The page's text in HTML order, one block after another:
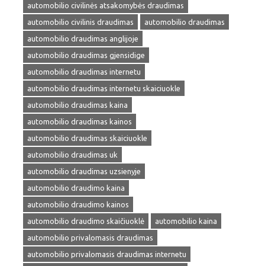
automobilio civilinės atsakomybės draudimas
automobilio civilinis draudimas
automobilio draudimas
automobilio draudimas anglijoje
automobilio draudimas gjensidige
automobilio draudimas internetu
automobilio draudimas internetu skaiciuokle
automobilio draudimas kaina
automobilio draudimas kainos
automobilio draudimas skaiciuokle
automobilio draudimas uk
automobilio draudimas uzsienyje
automobilio draudimo kaina
automobilio draudimo kainos
automobilio draudimo skaičiuoklė
automobilio kaina
automobilio privalomasis draudimas
automobilio privalomasis draudimas internetu